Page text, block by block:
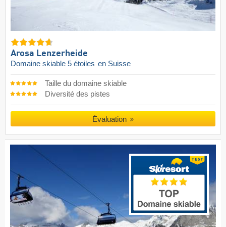
Arosa Lenzerheide
Domaine skiable 5 étoiles en Suisse
Taille du domaine skiable
Diversité des pistes
Évaluation